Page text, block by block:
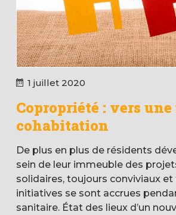
1 juillet 2020
Copropriété : vers
cohabitation
De plus en plus de résidents
sein de leur immeuble des
solidaires, toujours conviviaux et
initiatives se sont accrues
sanitaire. État des lieux d’un